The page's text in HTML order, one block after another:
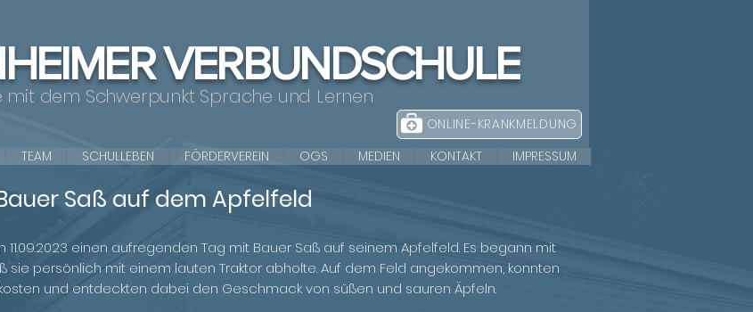
VERBUNDSCHULE
mit dem Schwerpunkt Sprache und Lernen
ONLINE-KRANKMELDUNG
TEAM SCHULLEBEN FÖRDERVEREIN OGS MEDIEN KONTAKT IMPRESSUM
Saß auf dem Apfelfeld
einen aufregenden Tag mit Bauer Saß auf seinem Apfelfeld. Es begann mit
sie persönlich mit einem lauten Traktor abholte. Auf dem Feld angekommen, konnten
und entdeckten dabei den Geschmack von süßen und sauren Äpfeln.